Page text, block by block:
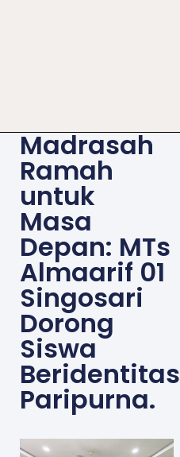
Madrasah
Ramah
untuk
Masa
Depan: MTs
Almaarif 01
Singosari
Dorong
Siswa
Beridentitas
Paripurna.